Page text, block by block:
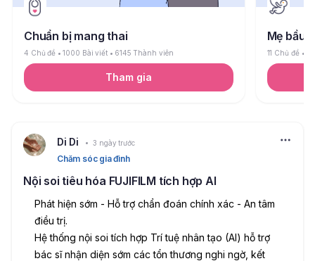
Chuẩn bị mang thai
4 Chủ đề 1000 Bài viết 6145 Thành viên
Tham gia
Mẹ bầu
11 Chủ đề
Di Di 3 ngày trước
Chăm sóc gia đình
Nội soi tiêu hóa FUJIFILM tích hợp AI
Phát hiện sớm - Hỗ trợ chẩn đoán chính xác - An tâm
điều trị.
Hệ thống nội soi tích hợp Trí tuệ nhân tạo (AI) hỗ trợ
bác sĩ nhận diện sớm các tổn thương nghi ngờ, kết